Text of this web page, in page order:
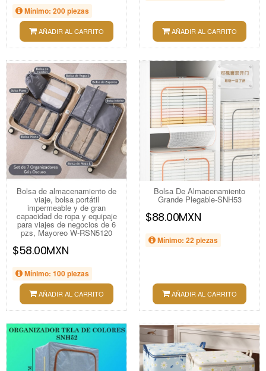
Mínimo: 200 piezas
AÑADIR AL CARRITO AÑADIR AL CARRITO
Bolsa de almacenamiento de
viaje, bolsa portátil
impermeable y de gran
capacidad de ropa y equipaje
para viajes de negocios de 6
pzs, Mayoreo W-RSN5120
$58.00MXN
Mínimo: 100 piezas
AÑADIR AL CARRITO
Bolsa De Almacenamiento
Grande Plegable-SNH53
$88.00MXN
Mínimo: 22 piezas
AÑADIR AL CARRITO